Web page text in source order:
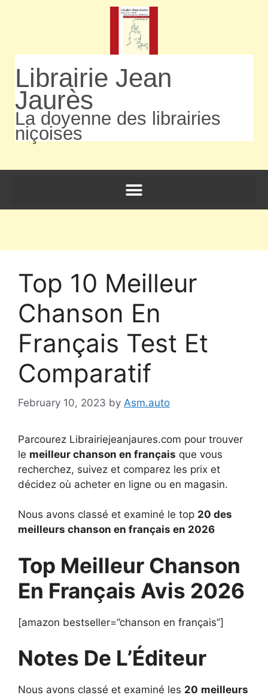
Librairie Jean
Jaurès
La doyenne des librairies
niçoises
Top 10 Meilleur
Chanson En
Français Test Et
Comparatif
February 10, 2023 by Asm.auto
Parcourez Librairiejeanjaures.com pour trouver
le meilleur chanson en français que vous
recherchez, suivez et comparez les prix et
décidez où acheter en ligne ou en magasin.
Nous avons classé et examiné le top 20 des
meilleurs chanson en français en 2026
Top Meilleur Chanson
En Français Avis 2026
[amazon bestseller=”chanson en français”]
Notes De L’Éditeur
Nous avons classé et examiné les 20 meilleurs